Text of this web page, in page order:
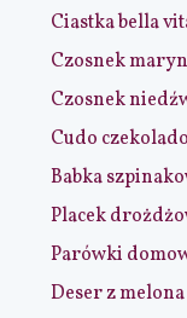
Ciastka bella
Czosnek
Czosnek
Cudo
Babka
Placek
Parówki
Deser z melona